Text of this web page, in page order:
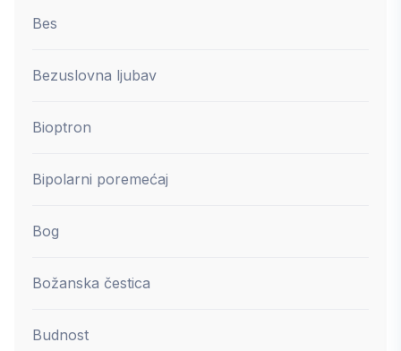
Bes
Bezuslovna ljubav
Bioptron
Bipolarni poremećaj
Bog
Božanska čestica
Budnost